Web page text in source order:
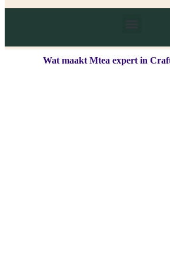
Wat maakt Mtea expert in